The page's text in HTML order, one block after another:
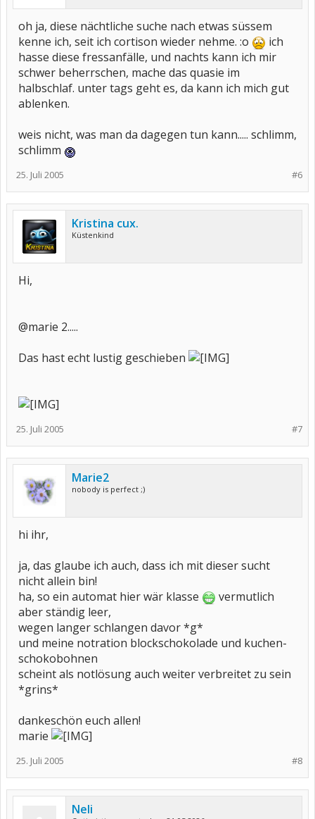
oh ja, diese nächtliche suche nach etwas süssem
kenne ich, seit ich cortison wieder nehme. :o
ich
hasse diese fressanfälle, und nachts kann ich mir
schwer beherrschen, mache das quasie im
halbschlaf. unter tags geht es, da kann ich mich gut
ablenken.
weis nicht, was man da dagegen tun kann..... schlimm,
schlimm
#6
25. Juli 2005
Kristina cux.
Küstenkind
Hi,
@marie 2.....
Das hast echt lustig geschieben
#7
25. Juli 2005
Marie2
nobody is perfect ;)
hi ihr,
ja, das glaube ich auch, dass ich mit dieser sucht
nicht allein bin!
ha, so ein automat hier wär klasse
vermutlich
aber ständig leer,
wegen langer schlangen davor *g*
und meine notration blockschokolade und kuchen-
schokobohnen
scheint als notlösung auch weiter verbreitet zu sein
*grins*
dankeschön euch allen!
marie
#8
25. Juli 2005
Neli